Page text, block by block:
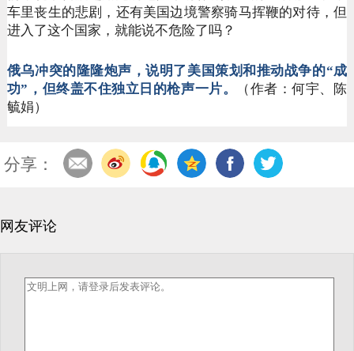
车里丧生的悲剧，还有美国边境警察骑马挥鞭的对待，但
进入了这个国家，就能说不危险了吗？
俄乌冲突的隆隆炮声，说明了美国策划和推动战争的“成
功”，但终盖不住独立日的枪声一片。
（作者：何宇、陈
毓娟）
分享：
网友评论